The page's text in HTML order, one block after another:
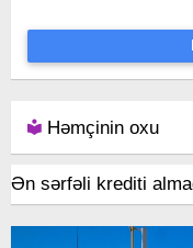
Həmçinin oxu
Ən sərfəli krediti